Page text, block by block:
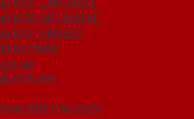
MDF MELAMINE
MDF VENEER
tự nhiên
gỗ
nhà tắm
ABS Hàn Quốc